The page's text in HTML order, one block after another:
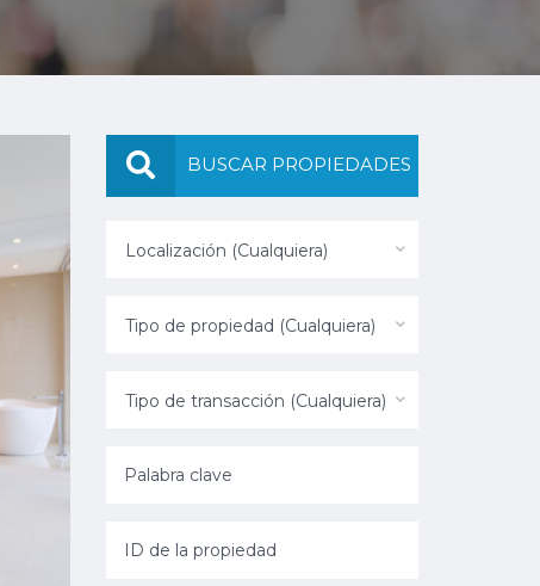
BUSCAR PROPIEDADES
Localización (Cualquiera)
Tipo de propiedad (Cualquiera)
Tipo de transacción (Cualquiera)